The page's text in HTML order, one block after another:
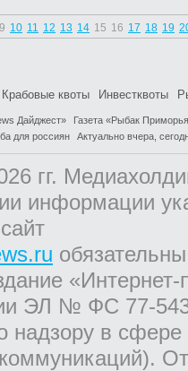
9 10 11 12 13 14 15 16 17 18 19
Крабовые квоты Инвестквоты
Дайджест»
Газета «Рыбак
для россиян Актуально вчера,
гг.
информации
ЭЛ № ФС 77-
надзору в